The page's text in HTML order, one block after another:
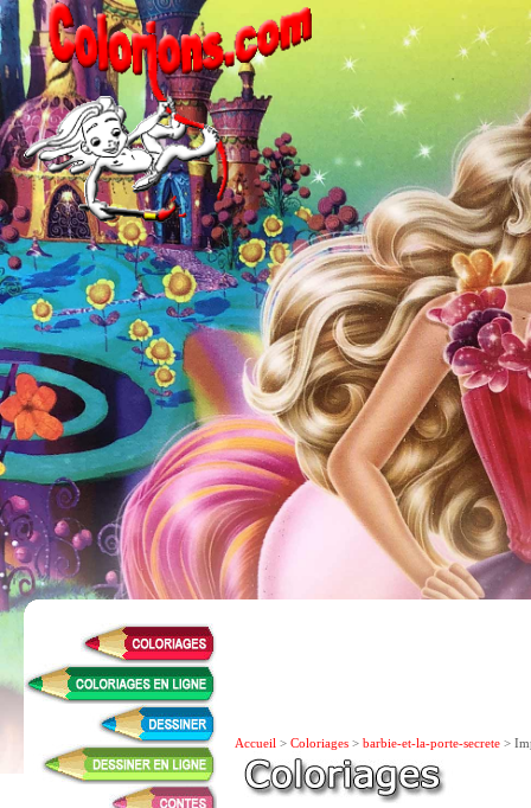
Accueil > Coloriages > barbie-et-la-porte-secrete >